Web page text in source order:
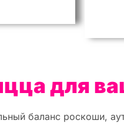
для
баланс роскоши,